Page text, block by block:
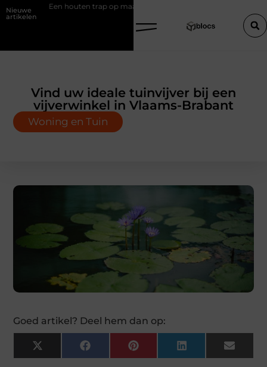
Nieuwe
artikelen
trap op maat zonder gedoe
Vind uw ideale tuinvijver bij een
vijverwinkel in Vlaams-Brabant
Woning en Tuin
Goed artikel? Deel hem dan op:
X
(Twitter)
FacebookPinterestLinkedInEmail